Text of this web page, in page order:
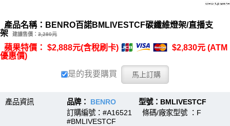
產品名稱：BENRO百諾BMLIVESTCF碳纖維燈架/直播支
架
建議售價： 3,280元
蘋果特價： $2,888元(含稅刷卡)
$2,830元 (ATM
優惠價)
是的我要購買
產品資訊 品牌： BENRO 型號：BMLIVESTCF
訂購編號：#A16521 條碼/廠家型號 ：F
#BMLIVESTCF